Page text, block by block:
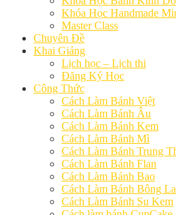
Khóa Học Handmade
Master Class
Chuyên Đề
Khai Giảng
Lịch học – Lịch thi
Đăng Ký Học
Công Thức
Cách Làm Bánh Việt
Cách Làm Bánh Âu
Cách Làm Bánh Kem
Cách Làm Bánh Mì
Cách Làm Bánh Trung
Cách Làm Bánh Flan
Cách Làm Bánh Bao
Cách Làm Bánh Bông
Cách Làm Bánh Su Kem